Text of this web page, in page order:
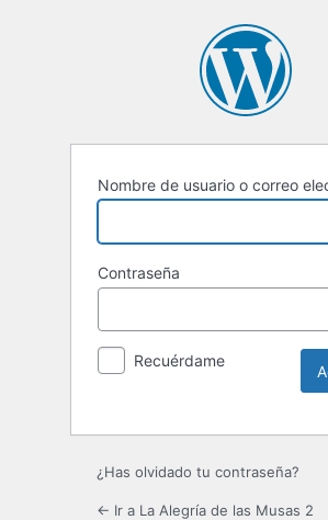
Nombre de usuario o correo
Contraseña
Recuérdame
¿Has olvidado tu contraseña?
← Ir a La Alegría de las Musas 2